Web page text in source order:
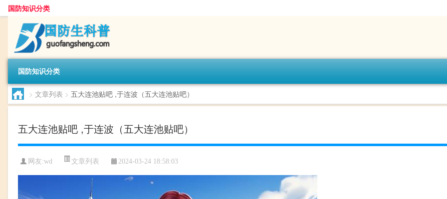
国防知识分类
国防知识分类
> 文章列表 > 五大连池贴吧 ,于连波（五大连池贴吧）
五大连池贴吧 ,于连波（五大连池贴吧）
网友:wd 文章列表 2024-03-24 18:58:03